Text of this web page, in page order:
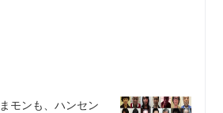
モンも、ハンセン